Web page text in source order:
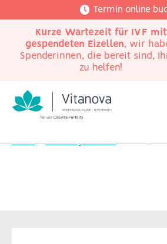
Termin online
Kurze Wartezeit für IVF mit
gespendeten Eizellen, wir
Spenderinnen, die bereit sind,
zu helfen!
Home Erfahrungsberichte Maria,